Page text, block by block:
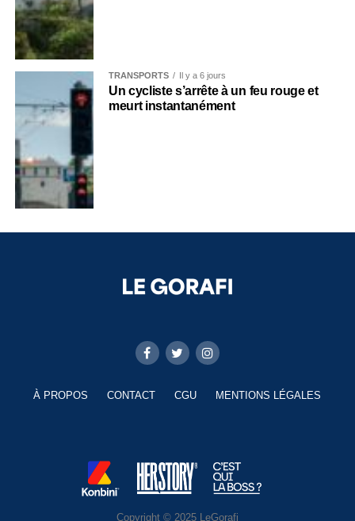
TRANSPORTS Il y a 6 jours
Un cycliste s’arrête à un feu rouge et
meurt instantanément
À PROPOS CONTACT CGU MENTIONS LÉGALES
Copyright © 2025 LeGorafi